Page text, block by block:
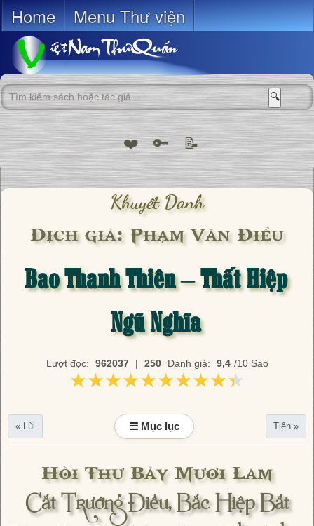
Home Menu Thư viện
🔍
❤️ 🔑 📝
Khuyết Danh
Dịch giả: Phạm Văn Điểu
Bao Thanh Thiên – Thất Hiệp
Ngũ Nghĩa
Lượt đọc: 962037 | 250 Đánh giá: 9,4 /10 Sao
★★★★★★★★★★
★★★★★★★★★★
« Lùi ☰ Mục lục Tiến »
Hồi Thứ Bảy Mươi Lăm
Cắt Trướng Điều, Bắc Hiệp Bắt